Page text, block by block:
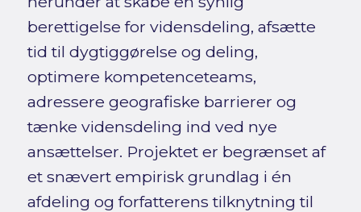
berettigelse for vidensdeling, afsætte
tid til dygtiggørelse og deling,
optimere kompetenceteams,
adressere geografiske barrierer og
tænke vidensdeling ind ved nye
ansættelser. Projektet er begrænset af
et snævert empirisk grundlag i én
afdeling og forfatterens tilknytning til